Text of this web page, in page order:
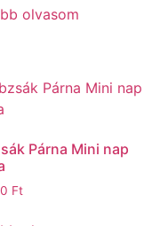
olvasom
Párna Mini nap
Ft